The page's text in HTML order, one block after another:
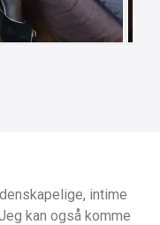
intime
kan også komme